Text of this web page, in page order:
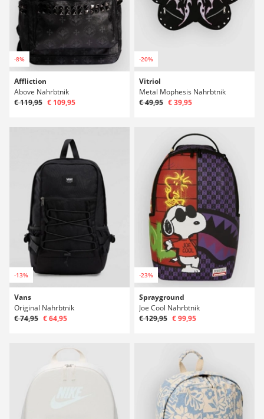
-8%
Affliction
Above Nahrbtnik
€ 119,95 € 109,95
-20%
Vitriol
Metal Mophesis Nahrbtnik
€ 49,95 € 39,95
-13%
Vans
Original Nahrbtnik
€ 74,95 € 64,95
-23%
Sprayground
Joe Cool Nahrbtnik
€ 129,95 € 99,95